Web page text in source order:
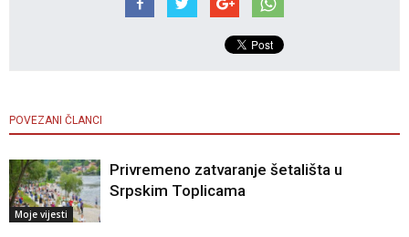
POVEZANI ČLANCI
Moje vijesti
Privremeno zatvaranje šetališta u
Srpskim Toplicama